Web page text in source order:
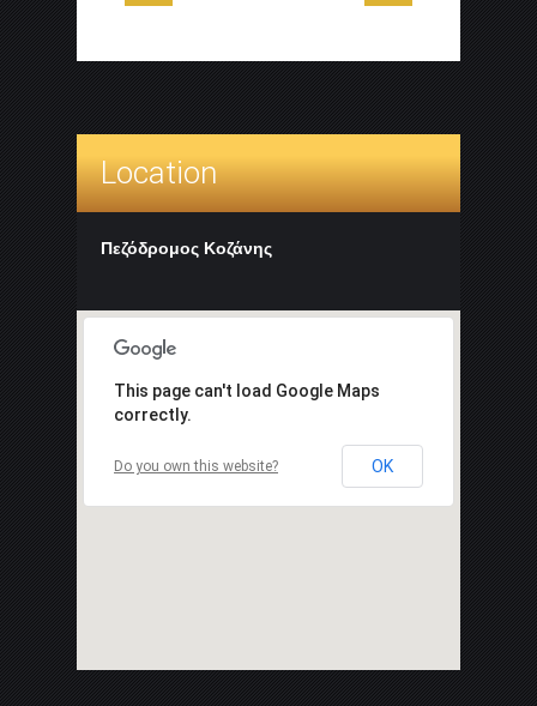
Location
Πεζόδρομος Κοζάνης
This page can't load Google Maps
correctly.
Do you own this website? OK